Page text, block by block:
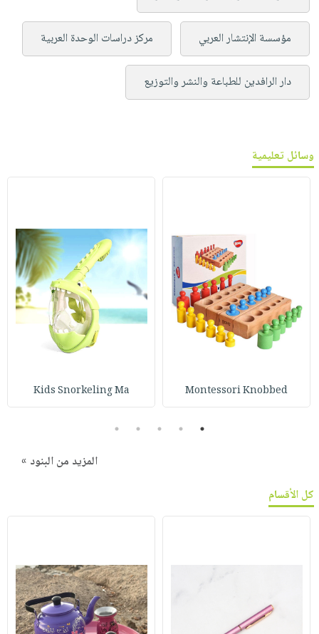
مؤسسة الإنتشار العربي مركز دراسات الوحدة العربية
دار الرافدين للطباعة والنشر والتوزيع
وسائل تعليمية
Montessori Knobbed
Kids Snorkeling Ma
1
2
3
4
5
المزيد من البنود »
كل الأقسام